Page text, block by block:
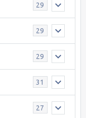
29
29
29
31
27